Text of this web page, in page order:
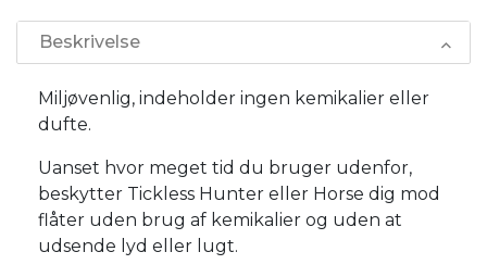
Beskrivelse
Miljøvenlig, indeholder ingen kemikalier eller
dufte.
Uanset hvor meget tid du bruger udenfor,
beskytter Tickless Hunter eller Horse dig mod
flåter uden brug af kemikalier og uden at
udsende lyd eller lugt.